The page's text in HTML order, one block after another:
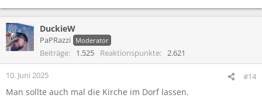
DuckieW
PaPRazzi Moderator
Beiträge 1.525 Reaktionspunkte 2.621
10. Juni 2025 #14
Man sollte auch mal die Kirche im Dorf lassen.